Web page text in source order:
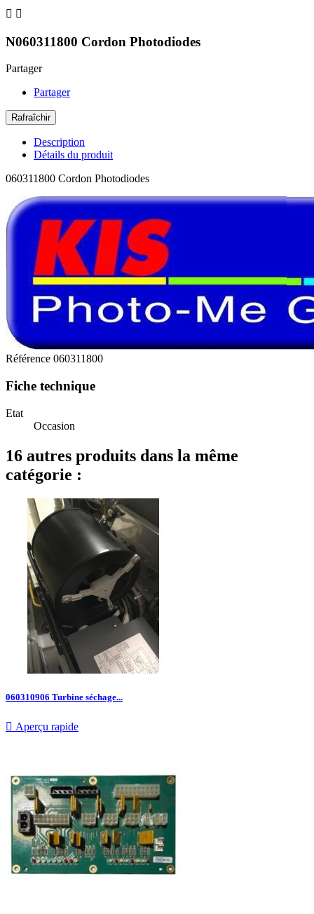
 
N060311800 Cordon Photodiodes
Partager
Partager
Description
Détails du produit
060311800 Cordon Photodiodes
Référence 060311800
Fiche technique
Etat
Occasion
16 autres produits dans la même
catégorie :
060310906 Turbine séchage...
 Aperçu rapide